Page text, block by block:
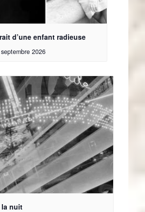
d’une enfant radieuse
2026
la nuit